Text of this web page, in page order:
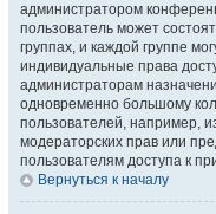
администратором
пользователь может
группах, и каждой группе
индивидуальные права
администраторам
одновременно большому
пользователей, например,
модераторских прав или
пользователям доступа к
Вернуться к началу